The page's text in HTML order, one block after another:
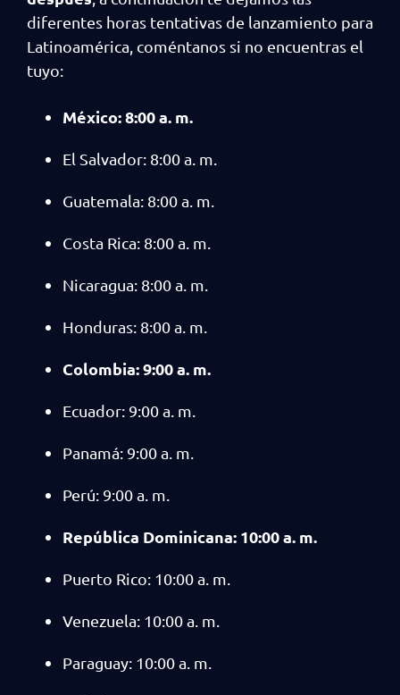
diferentes horas tentativas de lanzamiento para
Latinoamérica, coméntanos si no encuentras el
tuyo:
México: 8:00 a. m.
El Salvador: 8:00 a. m.
Guatemala: 8:00 a. m.
Costa Rica: 8:00 a. m.
Nicaragua: 8:00 a. m.
Honduras: 8:00 a. m.
Colombia: 9:00 a. m.
Ecuador: 9:00 a. m.
Panamá: 9:00 a. m.
Perú: 9:00 a. m.
República Dominicana: 10:00 a. m.
Puerto Rico: 10:00 a. m.
Venezuela: 10:00 a. m.
Paraguay: 10:00 a. m.